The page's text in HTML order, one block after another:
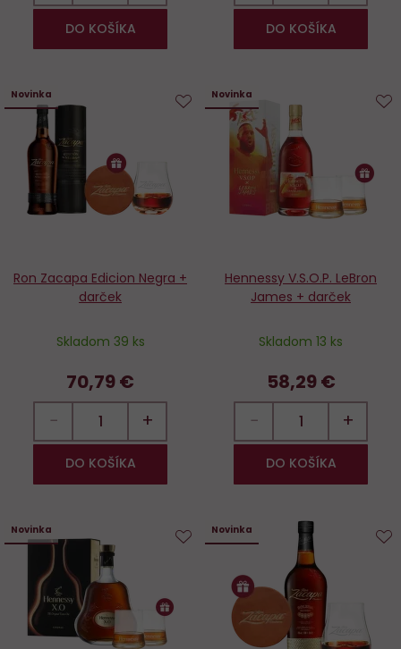
DO KOŠÍKA DO KOŠÍKA
Novinka
Ron Zacapa Edicion Negra +
darček
Skladom 39 ks
70,79 €
− +
DO KOŠÍKA
obľúbených
Novinka
Hennessy V.S.O.P. LeBron
James + darček
Skladom 13 ks
58,29 €
− +
DO KOŠÍKA
Novinka
obľúbených
Novinka